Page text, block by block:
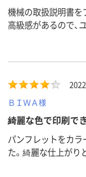
機械の取扱説明書を
高級感があるので、
ＢＩＷＡ様
綺麗な色で印刷で
パンフレットをカラ
た。綺麗な仕上がり